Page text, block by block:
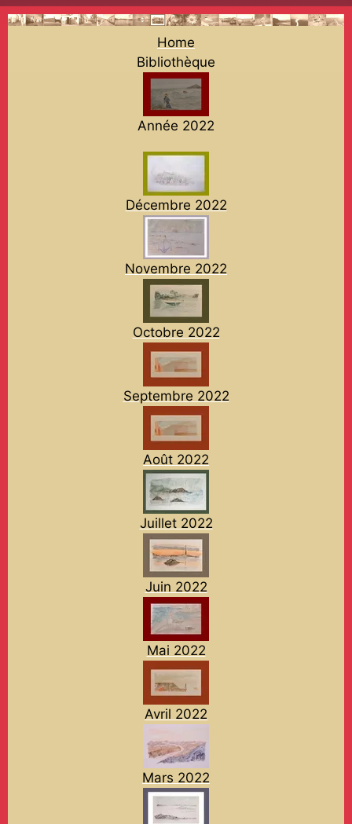
Home
Bibliothèque
Année 2022
Décembre 2022
Novembre 2022
Octobre 2022
Septembre 2022
Août 2022
Juillet 2022
Juin 2022
Mai 2022
Avril 2022
Mars 2022